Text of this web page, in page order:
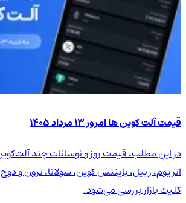
قیمت آلت کوین ها امروز ۱۳ مرداد ۱۴۰۵
در این مطلب، قیمت روز و نوسانات چند آلت‌کوین
اتریوم، ریپل، بایننس کوین، سولانا، ترون و دوج
کلیت بازار بررسی می‌شود.